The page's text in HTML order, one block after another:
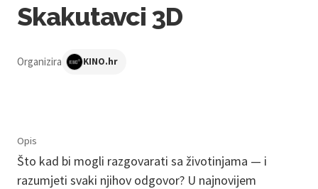
Skakutavci 3D
Organizira KINO.hr
Opis
Što kad bi mogli razgovarati sa životinjama — i
razumjeti svaki njihov odgovor? U najnovijem